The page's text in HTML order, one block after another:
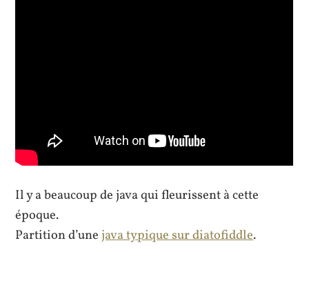
Il y a beaucoup de java qui fleurissent à cette
époque.
Partition d’unejava typique sur diatofiddle.